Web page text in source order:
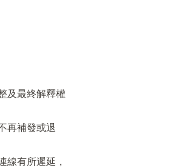
及最終解釋權
再補發或退
線有所遲延，